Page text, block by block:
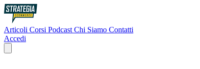
Articoli Corsi Podcast Chi Siamo Contatti
Accedi